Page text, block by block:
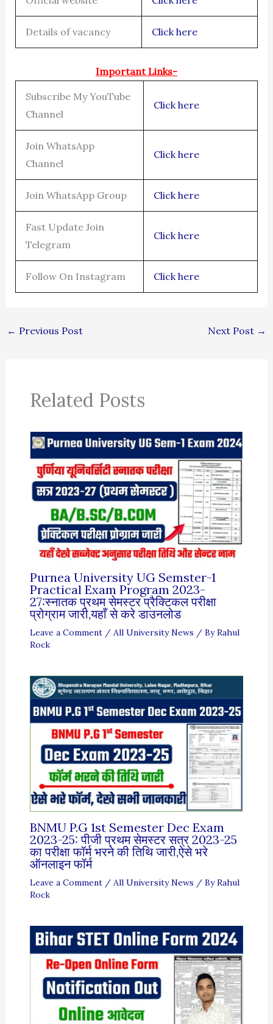
Details of vacancy Click here
Important Links-
Subscribe My YouTube
Channel
Click here
Join WhatsApp
Channel
Click here
Join WhatsApp Group Click here
Fast Update Join
Telegram
Click here
Follow On Instagram Click here
← Previous Post Next Post →
Related Posts
Purnea University UG Semster-1
Practical Exam Program 2023-
27:स्नातक प्रथम सेमस्टर प्रैक्टिकल परीक्षा
प्रोग्राम जारी,यहाँ से करे डाउनलोड
Leave a Comment / All University News / ByRahul
Rock
BNMU P.G 1st Semester Dec Exam
2023-25: पीजी प्रथम सेमस्टर सत्र 2023-25
का परीक्षा फॉर्म भरने की तिथि जारी,ऐसे भरे
ऑनलाइन फॉर्म
Leave a Comment / All University News / ByRahul
Rock